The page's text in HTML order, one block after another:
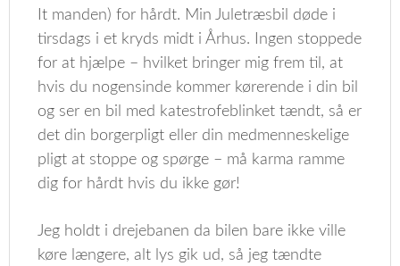
It manden) for hårdt. Min Juletræsbil døde i
tirsdags i et kryds midt i Århus. Ingen stoppede
for at hjælpe – hvilket bringer mig frem til, at
hvis du nogensinde kommer kørerende i din bil
og ser en bil med katestrofeblinket tændt, så er
det din borgerpligt eller din medmenneskelige
pligt at stoppe og spørge – må karma ramme
dig for hårdt hvis du ikke gør!
Jeg holdt i drejebanen da bilen bare ikke ville
køre længere, alt lys gik ud, så jeg tændte